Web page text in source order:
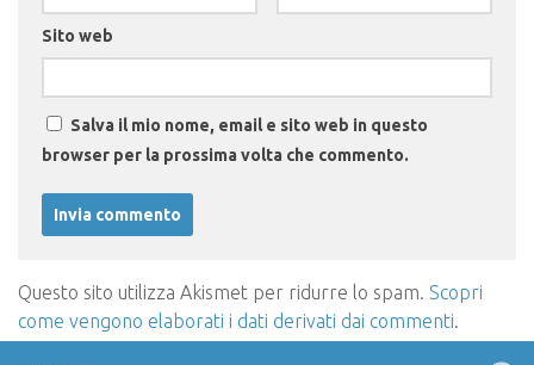
Sito web
Salva il mio nome, email e sito web in questo
browser per la prossima volta che commento.
Questo sito utilizza Akismet per ridurre lo spam. Scopri
come vengono elaborati i dati derivati dai commenti.